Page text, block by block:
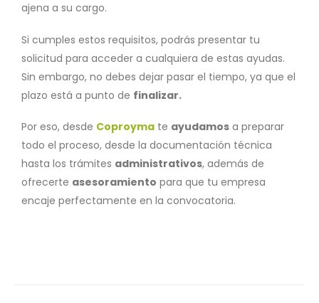
ajena a su cargo.
Si cumples estos requisitos, podrás presentar tu
solicitud para acceder a cualquiera de estas ayudas.
Sin embargo, no debes dejar pasar el tiempo, ya que el
plazo está a punto de finalizar.
Por eso, desde Coproyma te ayudamos a preparar
todo el proceso, desde la documentación técnica
hasta los trámites administrativos, además de
ofrecerte asesoramiento para que tu empresa
encaje perfectamente en la convocatoria.